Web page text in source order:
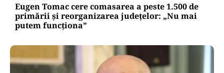
Eugen Tomac cere comasarea a peste 1.500 de
primării și reorganizarea județelor: „Nu mai
putem funcționa”